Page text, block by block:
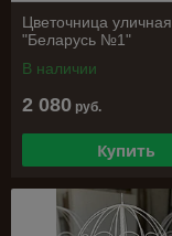
Цветочница уличная
"Беларусь №1"
В наличии
2 080 руб.
Купить